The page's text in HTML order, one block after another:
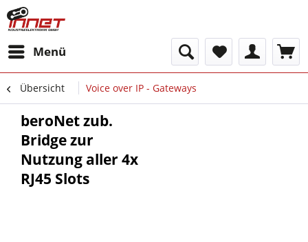
Menü
Übersicht Voice over IP - Gateways
beroNet zub.
Bridge zur
Nutzung aller 4x
RJ45 Slots